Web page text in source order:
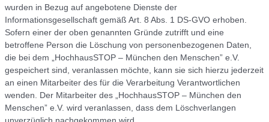
wurden in Bezug auf angebotene Dienste der
Informationsgesellschaft gemäß Art. 8 Abs. 1 DS-GVO erhoben.
Sofern einer der oben genannten Gründe zutrifft und eine
betroffene Person die Löschung von personenbezogenen Daten,
die bei dem „HochhausSTOP – München den Menschen” e.V.
gespeichert sind, veranlassen möchte, kann sie sich hierzu jederzeit
an einen Mitarbeiter des für die Verarbeitung Verantwortlichen
wenden. Der Mitarbeiter des „HochhausSTOP – München den
Menschen” e.V. wird veranlassen, dass dem Löschverlangen